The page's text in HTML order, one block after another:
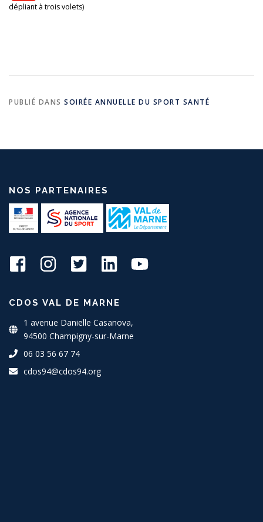
dépliant à trois volets)
PUBLIÉ DANS SOIRÉE ANNUELLE DU SPORT SANTÉ
NOS PARTENAIRES
CDOS VAL DE MARNE
1 avenue Danielle Casanova,
94500 Champigny-sur-Marne
06 03 56 67 74
cdos94@cdos94.org